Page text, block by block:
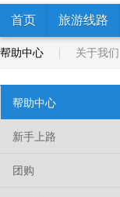
首页 旅游线路
帮助中心 关于我们
帮助中心
新手上路
团购